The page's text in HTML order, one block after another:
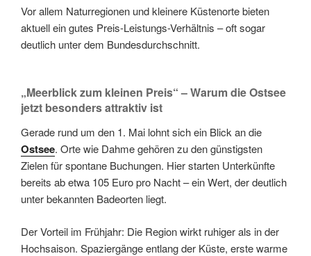
Vor allem Naturregionen und kleinere Küstenorte bieten
aktuell ein gutes Preis-Leistungs-Verhältnis – oft sogar
deutlich unter dem Bundesdurchschnitt.
„Meerblick zum kleinen Preis“ – Warum die Ostsee
jetzt besonders attraktiv ist
Gerade rund um den 1. Mai lohnt sich ein Blick an die
Ostsee. Orte wie Dahme gehören zu den günstigsten
Zielen für spontane Buchungen. Hier starten Unterkünfte
bereits ab etwa 105 Euro pro Nacht – ein Wert, der deutlich
unter bekannten Badeorten liegt.
Der Vorteil im Frühjahr: Die Region wirkt ruhiger als in der
Hochsaison. Spaziergänge entlang der Küste, erste warme